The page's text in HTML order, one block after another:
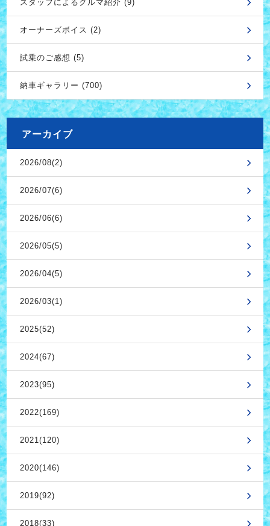
スタッフによるクルマ紹介 (9)
オーナーズボイス (2)
試乗のご感想 (5)
納車ギャラリー (700)
アーカイブ
2026/08(2)
2026/07(6)
2026/06(6)
2026/05(5)
2026/04(5)
2026/03(1)
2025(52)
2024(67)
2023(95)
2022(169)
2021(120)
2020(146)
2019(92)
2018(33)